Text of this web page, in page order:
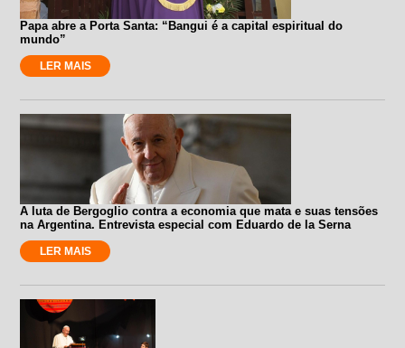
Papa abre a Porta Santa: “Bangui é a capital espiritual do
mundo”
LER MAIS
A luta de Bergoglio contra a economia que mata e suas tensões
na Argentina. Entrevista especial com Eduardo de la Serna
LER MAIS